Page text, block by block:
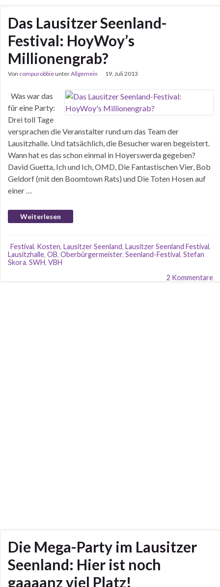
Das Lausitzer Seenland-
Festival: HoyWoy’s
Millionengrab?
Von compurobbieunterAllgemein 19. Juli 2013
Was war das
für eine Party:
Drei toll Tage
versprachen die Veranstalter rund um das Team der
Lausitzhalle. Und tatsächlich, die Besucher waren begeistert.
Wann hat es das schon einmal in Hoyerswerda gegeben?
David Guetta, Ich und Ich, OMD, Die Fantastischen Vier, Bob
Geldorf (mit den Boomtown Rats) und Die Toten Hosen auf
einer …
Weiterlesen
Festival, Kosten, Lausitzer Seenland, Lausitzer Seenland Festival,
Lausitzhalle, OB, Oberbürgermeister, Seenland-Festival, Stefan
Skora, SWH, VBH
2 Kommentare
Die Mega-Party im Lausitzer
Seenland: Hier ist noch
gaaaanz viel Platz!